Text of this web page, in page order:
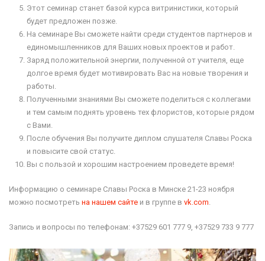
Этот семинар станет базой курса витринистики, который
будет предложен позже.
На семинаре Вы сможете найти среди студентов партнеров и
единомышленников для Ваших новых проектов и работ.
Заряд положительной энергии, полученной от учителя, еще
долгое время будет мотивировать Вас на новые творения и
работы.
Полученными знаниями Вы сможете поделиться с коллегами
и тем самым поднять уровень тех флористов, которые рядом
с Вами.
После обучения Вы получите диплом слушателя Славы Роска
и повысите свой статус.
Вы с пользой и хорошим настроением проведете время!
Информацию о семинаре Славы Роска в Минске 21-23 ноября
можно посмотреть на нашем сайте и в группе в vk.com
Запись и вопросы по телефонам: +37529 601 777 9, +37529 733 9 777